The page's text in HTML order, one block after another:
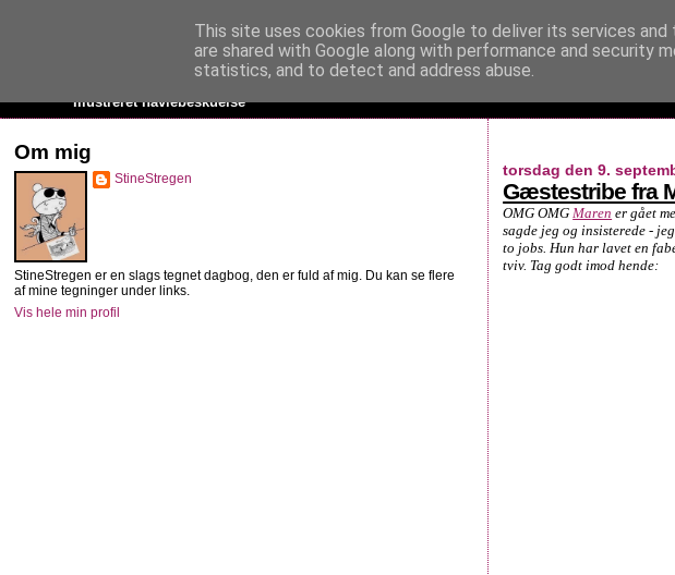
StineStregen
Illustreret navlebeskuelse
torsdag den 9.
Gæstestribe fra
OMG OMGMaren er gået
sagde jeg og insisterede -
to jobs. Hun har lavet en
tviv. Tag godt imod hende:
Om mig
StineStregen
StineStregen er en slags tegnet dagbog, den er fuld af mig. Du kan se flere
af mine tegninger under links.
Vis hele min profil
This site uses cookies from Google to deliver its services
are shared with Google along with performance and security
statistics, and to detect and address abuse.